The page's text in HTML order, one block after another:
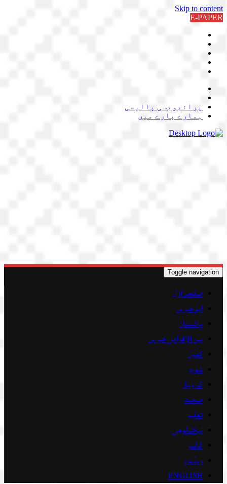
Skip to content
E-PAPER
پرائیویسی پالیسی
ہمارے بارے میں
Toggle navigation
صفحہ اوّل
اہم خبریں
پاکستان
بین الاقوامی خبریں
کھیل
شوبز
کاروبار
صحت
تعلیم
ٹیکنالوجی
کالمز
ویڈیوز
ENGLISH